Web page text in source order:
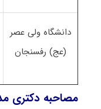
دانشگاه ولی عصر
(عج) رفسنجان
مصاحبه دکتری